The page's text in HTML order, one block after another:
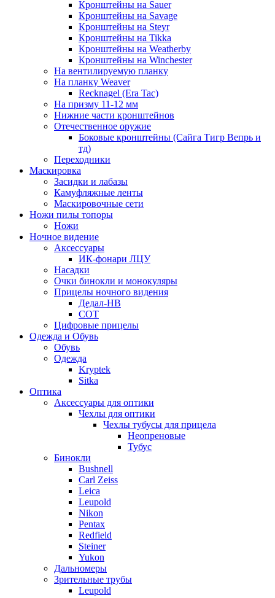
Кронштейны на Sauer
Кронштейны на Savage
Кронштейны на Steyr
Кронштейны на Tikka
Кронштейны на Weatherby
Кронштейны на Winchester
На вентилируемую планку
На планку Weaver
Recknagel (Era Tac)
На призму 11-12 мм
Нижние части кронштейнов
Отечественное оружие
Боковые кронштейны (Сайга Тигр Вепрь и
тд)
Переходники
Маскировка
Засидки и лабазы
Камуфляжные ленты
Маскировочные сети
Ножи пилы топоры
Ножи
Ночное видение
Аксессуары
ИК-фонари ЛЦУ
Насадки
Очки бинокли и монокуляры
Прицелы ночного видения
Дедал-НВ
СОТ
Цифровые прицелы
Одежда и Обувь
Обувь
Одежда
Kryptek
Sitka
Оптика
Аксессуары для оптики
Чехлы для оптики
Чехлы тубусы для прицела
Неопреновые
Тубус
Бинокли
Bushnell
Carl Zeiss
Leica
Leupold
Nikon
Pentax
Redfield
Steiner
Yukon
Дальномеры
Зрительные трубы
Leupold